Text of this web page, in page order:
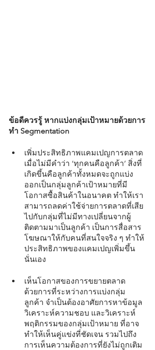
ข้อดีควรรู้ หากแบ่งกลุ่มเป้าหมายด้วยการ
ทำ Segmentation
เพิ่มประสิทธิภาพแคมเปญการตลาด
เมื่อไม่มีคำว่า ‘ทุกคนคือลูกค้า’ สิ่งที่
เกิดขึ้นคือลูกค้าทั้งหมดจะถูกแบ่ง
ออกเป็นกลุ่มลูกค้าเป้าหมายที่มี
โอกาสซื้อสินค้าในอนาคต ทำให้เรา
สามารถลดค่าใช้จ่ายการตลาดที่เสีย
ไปกับกลุ่มที่ไม่มีทางเปลี่ยนจากผู้
ติดตามมาเป็นลูกค้า เป็นการสื่อสาร
โฆษณาให้กับคนที่สนใจจริง ๆ ทำให้
ประสิทธิภาพของแคมเปญเพิ่มขึ้น
นั่นเอง
เห็นโอกาสของการขยายตลาด
ด้วยการที่ระหว่างการแบ่งกลุ่ม
ลูกค้า จำเป็นต้องอาศัยการหาข้อมูล
วิเคราะห์ความชอบ และวิเคราะห์
พฤติกรรมของกลุ่มเป้าหมาย ที่อาจ
ทำให้เห็นคู่แข่งที่ชัดเจน รวมไปถึง
การเห็นความต้องการที่ยังไม่ถูกเติม